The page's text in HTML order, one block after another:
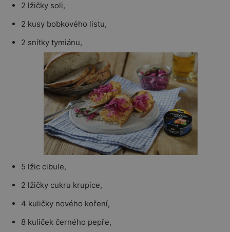
2 lžičky soli,
2 kusy bobkového listu,
2 snítky tymiánu,
5 lžic cibule,
2 lžičky cukru krupice,
4 kuličky nového koření,
8 kuliček černého pepře,